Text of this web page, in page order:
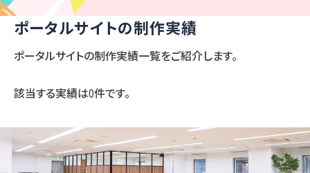
ポータルサイトの制作実績
ポータルサイトの制作実績一覧をご紹介します。
該当する実績は0件です。